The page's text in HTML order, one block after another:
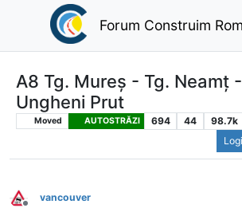
Forum Construim
A8 Tg. Mureș - Tg. Neamț
Ungheni Prut
Moved AUTOSTRĂZI 694 44 98.7k
Deconectat
vancouver